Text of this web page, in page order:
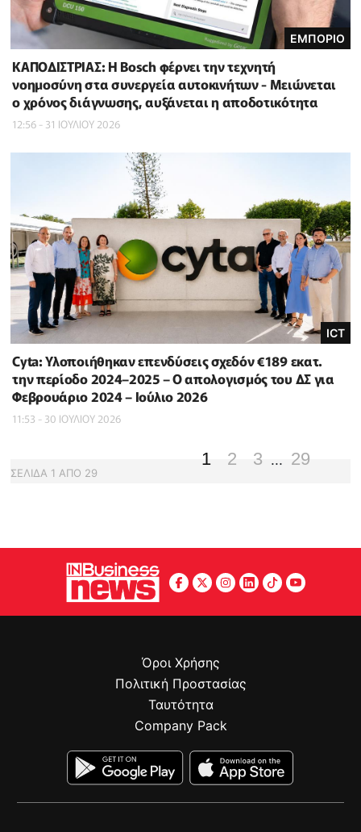
ΕΜΠΟΡΙΟ
ΚΑΠΟΔΙΣΤΡΙΑΣ: Η Bosch φέρνει την τεχνητή
νοημοσύνη στα συνεργεία αυτοκινήτων - Μειώνεται
ο χρόνος διάγνωσης, αυξάνεται η αποδοτικότητα
12:56 - 31 ΙΟΥΛΙΟΥ 2026
ICT
Cyta: Υλοποιήθηκαν επενδύσεις σχεδόν €189 εκατ.
την περίοδο 2024–2025 – Ο απολογισμός του ΔΣ για
Φεβρουάριο 2024 – Ιούλιο 2026
11:53 - 30 ΙΟΥΛΙΟΥ 2026
ΣΕΛΙΔΑ 1 ΑΠΟ 29
1 2 3 ... 29
Όροι Χρήσης
Πολιτική Προστασίας
Ταυτότητα
Company Pack